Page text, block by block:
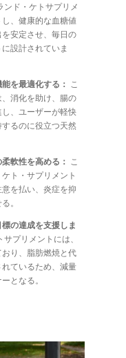
ンド・ケトサプリメ
、健康的な血糖値
安定させ、毎日の
設計されていま
を最適化する： こ
消化を助け、腸の
、ユーザーが軽快
るのに役立つ天然
軟性を高める： こ
ト・サプリメント
を払い、炎症を抑
。
の達成を支援しま
プリメントには、
り、脂肪燃焼と代
ているため、減量
となる。